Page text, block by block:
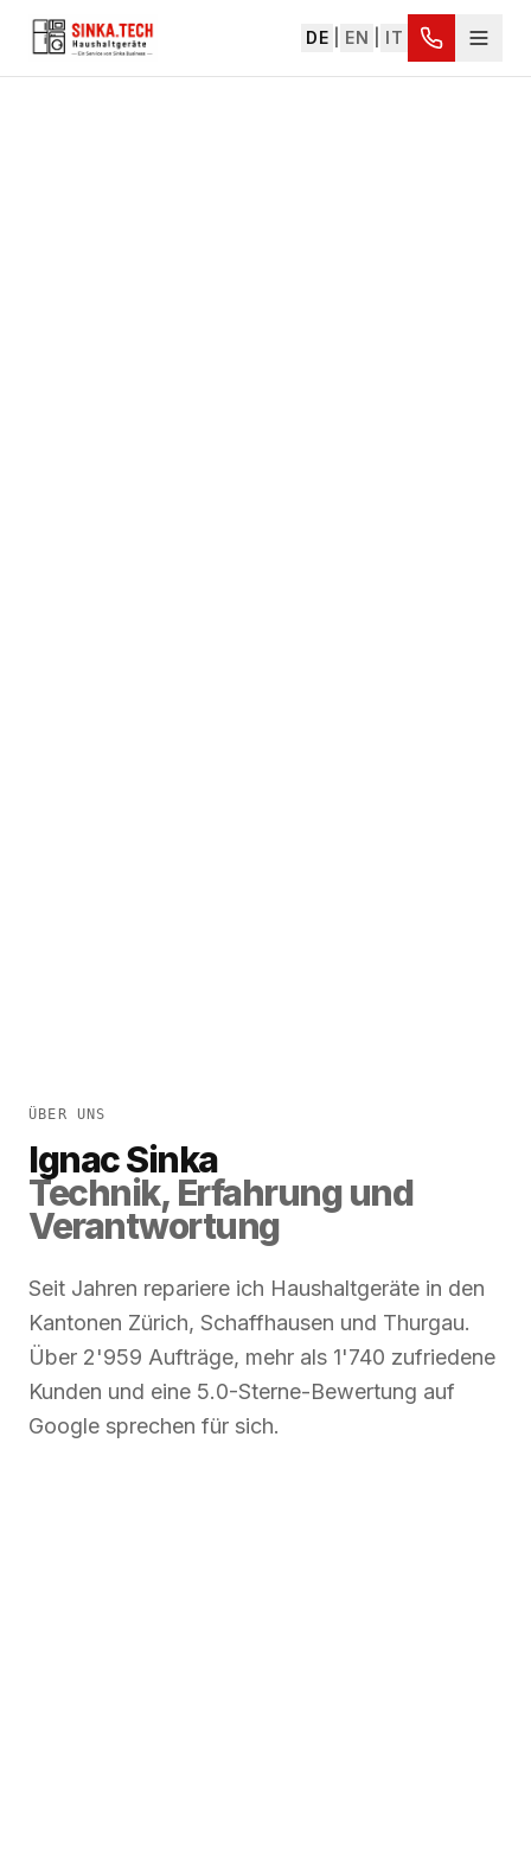
DE EN IT
ÜBER UNS
Ignac Sinka
Technik, Erfahrung und
Verantwortung
Seit Jahren repariere ich Haushaltgeräte in den
Kantonen Zürich, Schaffhausen und Thurgau.
Über 2'959 Aufträge, mehr als 1'740 zufriedene
Kunden und eine 5.0-Sterne-Bewertung auf
Google sprechen für sich.